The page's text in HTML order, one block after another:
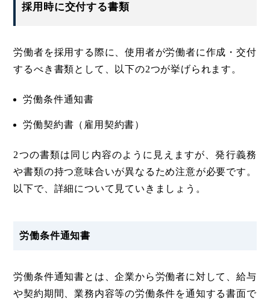
採用時に交付する書類
労働者を採用する際に、使用者が労働者に作成・交付
するべき書類として、以下の2つが挙げられます。
労働条件通知書
労働契約書（雇用契約書）
2つの書類は同じ内容のように見えますが、発行義務
や書類の持つ意味合いが異なるため注意が必要です。
以下で、詳細について見ていきましょう。
労働条件通知書
労働条件通知書とは、企業から労働者に対して、給与
や契約期間、業務内容等の労働条件を通知する書面で